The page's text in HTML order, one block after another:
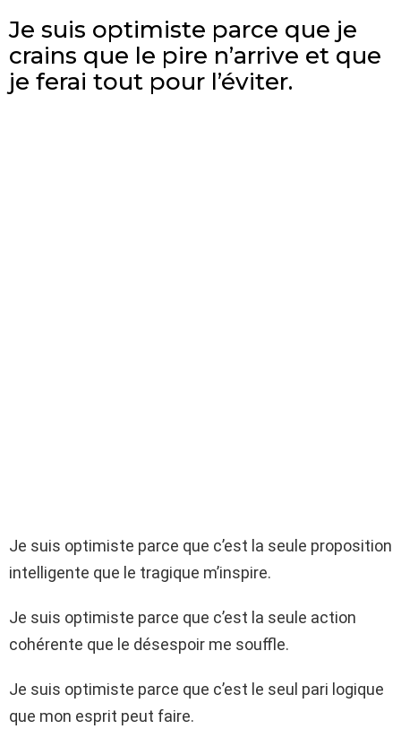
Je suis optimiste parce que je
crains que le pire n’arrive et que
je ferai tout pour l’éviter.
Je suis optimiste parce que c’est la seule proposition
intelligente que le tragique m’inspire.
Je suis optimiste parce que c’est la seule action
cohérente que le désespoir me souffle.
Je suis optimiste parce que c’est le seul pari logique
que mon esprit peut faire.